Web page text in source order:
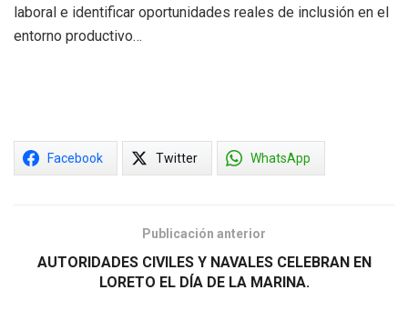
laboral e identificar oportunidades reales de inclusión en el
entorno productivo…
Facebook Twitter WhatsApp
Publicación anterior
AUTORIDADES CIVILES Y NAVALES CELEBRAN EN
LORETO EL DÍA DE LA MARINA.